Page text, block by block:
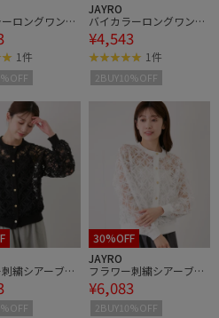
ロングワンピ
1件
JAYRO
バイカラーロングワンピ
ース
¥4,543
1件
2BUY10%OFF
繍シアーブル
30%OFF
JAYRO
フラワー刺繍シアーブル
ゾン
¥6,083
2BUY10%OFF